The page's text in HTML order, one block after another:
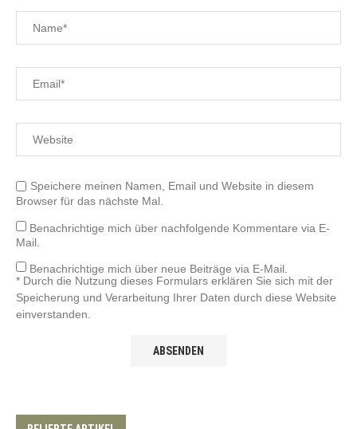
Speichere meinen Namen, Email und Website in diesem
Browser für das nächste Mal.
Benachrichtige mich über nachfolgende Kommentare via E-
Mail.
Benachrichtige mich über neue Beiträge via E-Mail.
* Durch die Nutzung dieses Formulars erklären Sie sich mit der
Speicherung und Verarbeitung Ihrer Daten durch diese Website
einverstanden.